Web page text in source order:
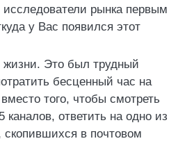
исследователи рынка первым
у Вас появился этот
Это был трудный
бесценный час на
того, чтобы смотреть
каналов, ответить на одно из
в почтовом